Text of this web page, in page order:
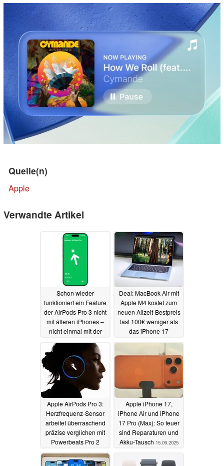
Quelle(n)
Apple
Verwandte Artikel
Schon wieder
funktioniert ein Feature
der AirPods Pro 3 nicht
mit älteren iPhones –
nicht einmal mit der
Deal: MacBook Air mit
Apple M4 kostet zum
neuen Allzeit-Bestpreis
fast 100€ weniger als
das iPhone 17
16.09.2025
Apple AirPods Pro 3:
Herzfrequenz-Sensor
arbeitet überraschend
präzise verglichen mit
Powerbeats Pro 2
16.09.2025
Apple iPhone 17,
iPhone Air und iPhone
17 Pro (Max): So teuer
sind Reparaturen und
Akku-Tausch 15.09.2025